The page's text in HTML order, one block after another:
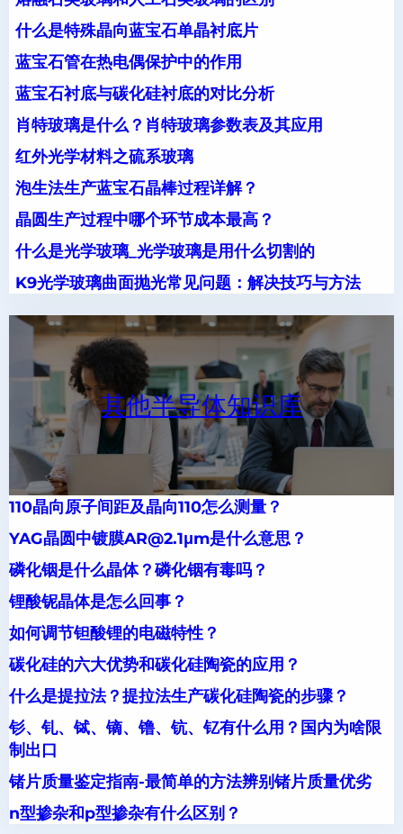
什么是特殊晶向蓝宝石单晶衬底片
蓝宝石管在热电偶保护中的作用
蓝宝石衬底与碳化硅衬底的对比分析
肖特玻璃是什么？肖特玻璃参数表及其应用
红外光学材料之硫系玻璃
泡生法生产蓝宝石晶棒过程详解？
晶圆生产过程中哪个环节成本最高？
什么是光学玻璃_光学玻璃是用什么切割的
K9光学玻璃曲面抛光常见问题：解决技巧与方法
其他半导体知识库
110晶向原子间距及晶向110怎么测量？
YAG晶圆中镀膜AR@2.1μm是什么意思？
磷化铟是什么晶体？磷化铟有毒吗？
锂酸铌晶体是怎么回事？
如何调节钽酸锂的电磁特性？
碳化硅的六大优势和碳化硅陶瓷的应用？
什么是提拉法？提拉法生产碳化硅陶瓷的步骤？
钐、钆、铽、镝、镥、钪、钇有什么用？国内为啥限
制出口
锗片质量鉴定指南-最简单的方法辨别锗片质量优劣
n型掺杂和p型掺杂有什么区别？